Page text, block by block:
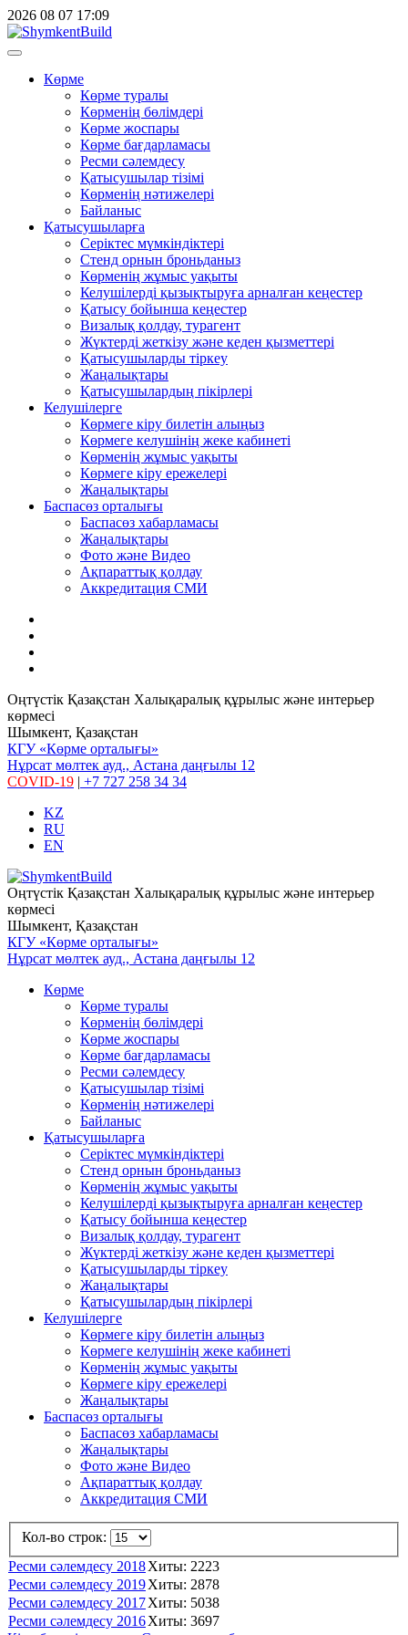
2026 08 07 17:09
Көрме
Көрме туралы
Көрменің бөлімдері
Көрме жоспары
Көрме бағдарламасы
Ресми сәлемдесу
Қатысушылар тізімі
Көрменің нәтижелері
Байланыс
Қатысушыларға
Серіктес мүмкіндіктері
Стенд орнын броньданыз
Көрменің жұмыс уақыты
Келушілерді қызықтыруға арналған кеңестер
Қатысу бойынша кеңестер
Визалық қолдау, турагент
Жүктерді жеткізу және кеден қызметтері
Қатысушыларды тіркеу
Жаңалықтары
Қатысушылардың пікірлері
Келушілерге
Көрмеге кіру билетін алыңыз
Көрмеге келушінің жеке кабинеті
Көрменің жұмыс уақыты
Көрмеге кіру ережелері
Жаңалықтары
Баспасөз орталығы
Баспасөз хабарламасы
Жаңалықтары
Фото және Видео
Ақпараттық қолдау
Аккредитация СМИ
Оңтүстік Қазақстан Халықаралық құрылыс және интерьер
көрмесі
Шымкент, Қазақстан
КГУ «Көрме орталығы»
Нұрсат мөлтек ауд., Астана даңғылы 12
COVID-19 | +7 727 258 34 34
KZ
RU
EN
Оңтүстік Қазақстан Халықаралық құрылыс және интерьер
көрмесі
Шымкент, Қазақстан
КГУ «Көрме орталығы»
Нұрсат мөлтек ауд., Астана даңғылы 12
Көрме
Көрме туралы
Көрменің бөлімдері
Көрме жоспары
Көрме бағдарламасы
Ресми сәлемдесу
Қатысушылар тізімі
Көрменің нәтижелері
Байланыс
Қатысушыларға
Серіктес мүмкіндіктері
Стенд орнын броньданыз
Көрменің жұмыс уақыты
Келушілерді қызықтыруға арналған кеңестер
Қатысу бойынша кеңестер
Визалық қолдау, турагент
Жүктерді жеткізу және кеден қызметтері
Қатысушыларды тіркеу
Жаңалықтары
Қатысушылардың пікірлері
Келушілерге
Көрмеге кіру билетін алыңыз
Көрмеге келушінің жеке кабинеті
Көрменің жұмыс уақыты
Көрмеге кіру ережелері
Жаңалықтары
Баспасөз орталығы
Баспасөз хабарламасы
Жаңалықтары
Фото және Видео
Ақпараттық қолдау
Аккредитация СМИ
Кол-во строк:
Ресми сәлемдесу 2018Хиты: 2223
Ресми сәлемдесу 2019Хиты: 2878
Ресми сәлемдесу 2017Хиты: 5038
Ресми сәлемдесу 2016Хиты: 3697